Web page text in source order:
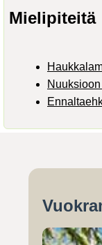
Mielipiteitä